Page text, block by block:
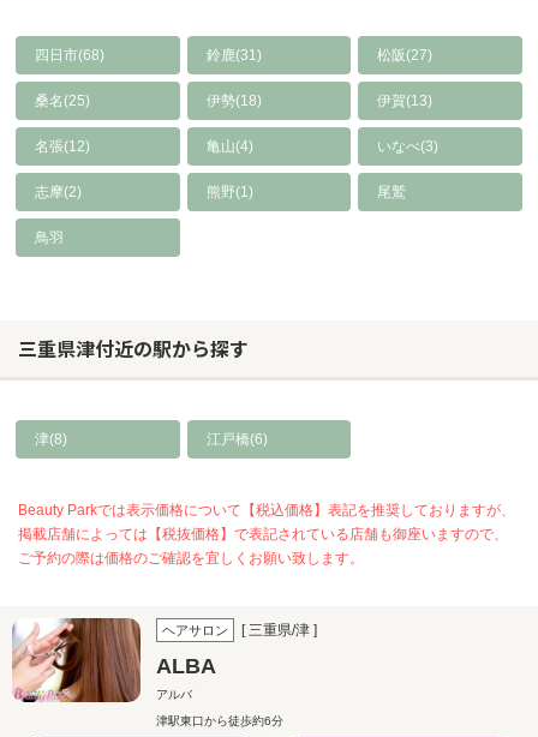
四日市(68) 鈴鹿(31) 松阪(27)
桑名(25) 伊勢(18) 伊賀(13)
名張(12) 亀山(4) いなべ(3)
志摩(2) 熊野(1) 尾鷲
鳥羽
三重県津付近の駅から探す
津(8) 江戸橋(6)
Beauty Parkでは表示価格について【税込価格】表記を推奨しておりますが、
掲載店舗によっては【税抜価格】で表記されている店舗も御座いますので、
ご予約の際は価格のご確認を宜しくお願い致します。
ヘアサロン [ 三重県/津 ]
ALBA
アルバ
津駅東口から徒歩約6分